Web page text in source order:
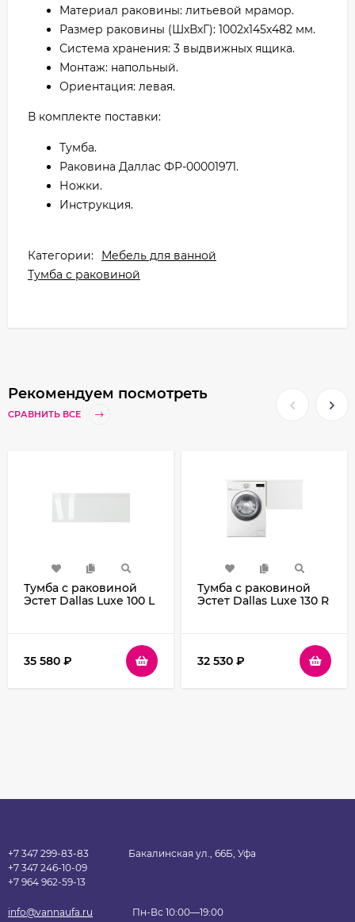
Материал раковины: литьевой мрамор.
Размер раковины (ШхВхГ): 1002х145х482 мм.
Система хранения: 3 выдвижных ящика.
Монтаж: напольный.
Ориентация: левая.
В комплекте поставки:
Тумба.
Раковина Даллас ФР-00001971.
Ножки.
Инструкция.
Категории:
Мебель для ванной
Тумба с раковиной
Рекомендуем посмотреть
СРАВНИТЬ ВСЕ
Тумба с раковиной
Эстет Dallas Luxe 100 L
35 580 ₽
Тумба с раковиной
Эстет Dallas Luxe 130 R
32 530 ₽
+7 347 299-83-83
+7 347 246-10-09
+7 964 962-59-13
Бакалинская ул., 66Б, Уфа
info@vannaufa.ru Пн-Вс 10:00—19:00